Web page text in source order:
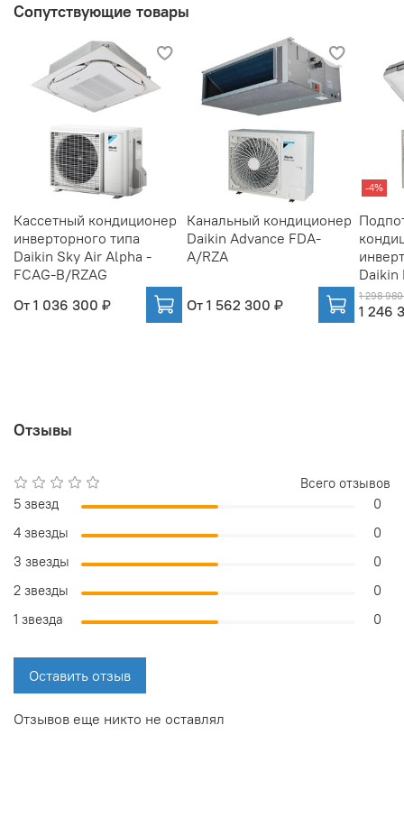
Сопутствующие товары
Кассетный кондиционер
инверторного типа
Daikin Sky Air Alpha -
FCAG-B/RZAG
От 1 036 300 ₽
Канальный кондиционер
Daikin Advance FDA-
A/RZA
От 1 562 300 ₽
-4%
Daikin
1 298
1 246
Отзывы
Отзывов еще никто не оставлял
Всего отзывов
5 звезд
0
4 звезды
0
3 звезды
0
2 звезды
0
1 звезда
0
Оставить отзыв